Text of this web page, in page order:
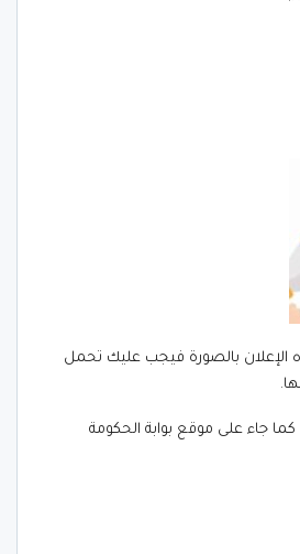
الإعلان بالصورة فيجب عليك تحمل
جاء على موقع بوابة الحكومة